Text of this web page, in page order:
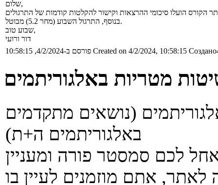
שלום,
בנוסף, התרגול השבוע (מחר 5.2) מבוטל.
שבוע טוב,
דור ורועי
פורסם ב-4/2/2024, 10:58:15 Created on 4/2/2024, 10:58:15
מטריות באלגוריתמים
(נושאים מתקדמים
באלגוריתמים ה+ת)
לכם סמסטר פורה ומעניין